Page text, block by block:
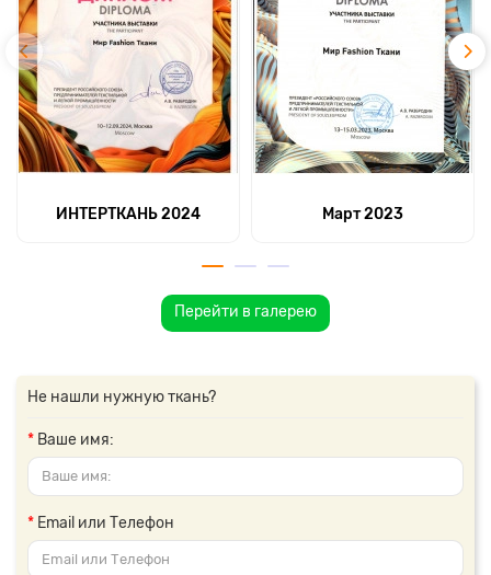
ИНТЕРТКАНЬ 2024 Март 2023
Перейти в галерею
Не нашли нужную ткань?
Ваше имя:
Email или Телефон